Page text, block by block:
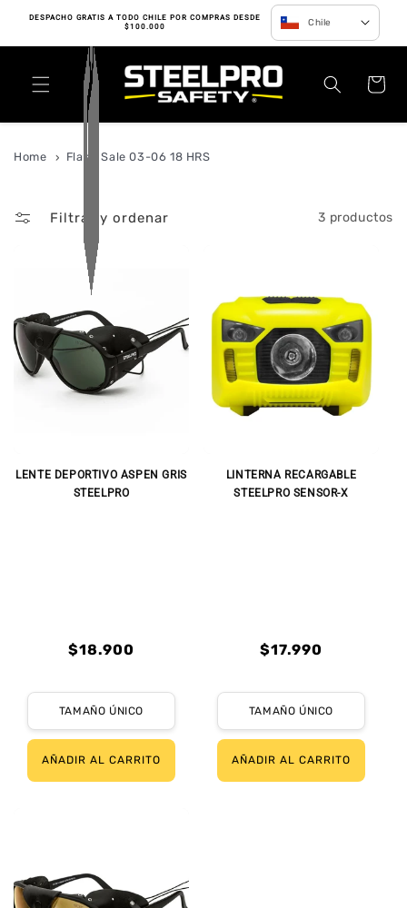
Ir directamente
DESPACHO GRATIS A TODO CHILE POR COMPRAS DESDE
$100.000
Chile
Carrito
Home Flash Sale 03-06 18 HRS
Filtrar y ordenar 3 productos
LENTE DEPORTIVO ASPEN GRIS
STEELPRO
Precio
$18.900
habitual
de
TAMAÑO ÚNICO
AÑADIR AL CARRITO
LINTERNA RECARGABLE
STEELPRO SENSOR-X
Precio
$17.990
habitual
de
TAMAÑO ÚNICO
AÑADIR AL CARRITO